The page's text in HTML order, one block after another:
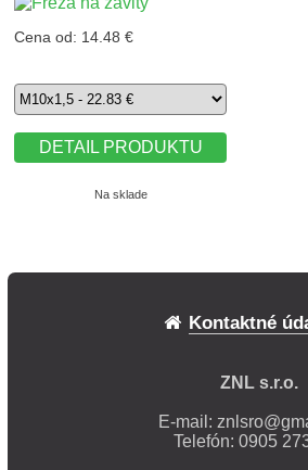
Cena od: 14.48 €
DETAIL PRODUKTU
Na sklade
Kontaktné
ZNL s.r.o.
E-mail:
Telefón: 0905